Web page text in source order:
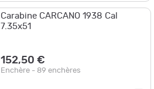
Carabine CARCANO 1938 Cal
7.35x51
152,50 €
Enchère - 89 enchères